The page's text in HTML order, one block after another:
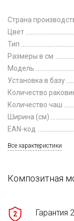
Страна
Цвет
Тип
Размеры в см
Модель
Установка в базу
Количество
Количество чаш
Ширина (см)
EAN-код
Все характеристики
Композитная
2
Гарантия